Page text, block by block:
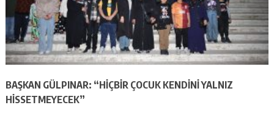
BAŞKAN GÜLPINAR: “HİÇBİR ÇOCUK KENDİNİ YALNIZ
HİSSETMEYECEK”